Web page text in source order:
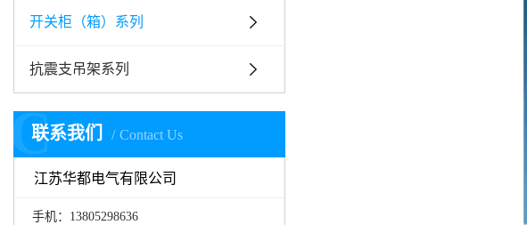
开关柜（箱）系列
抗震支吊架系列
联系我们 Contact Us
C
江苏华都电气有限公司
手机：13805298636